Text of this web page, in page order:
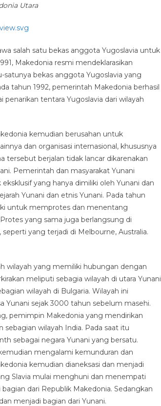
Utara
salah satu bekas anggota Yugoslavia untuk
Makedonia resmi mendeklarasikan
satunya bekas anggota Yugoslavia yang
tahun 1992, pemerintah Makedonia berhasil
tentara Yugoslavia dari wilayah
kemudian berusahan untuk
dan organisasi internasional, khususnya
tersebut berjalan tidak lancar dikarenakan
Pemerintah dan masyarakat Yunani
yang hanya dimiliki oleh Yunani dan
Yunani dan etnis Yunani. Pada tahun
untuk memprotes dan menentang
yang sama juga berlangsung di
yang terjadi di Melbourne, Australia.
wilayah yang memiliki hubungan dengan
meliputi sebagia wilayah di utara Yunani
wilayah di Bulgaria. Wilayah ini
Yunani sejak 3000 tahun sebelum masehi.
pemimpin Makedonia yang mendirikan
sebagian wilayah India. Pada saat itu
sebagai negara Yunani yang bersatu.
mengalami kemunduran dan
kemudian dianeksasi dan menjadi
Slavia mulai menghuni dan menempati
dari Republik Makedonia. Sedangkan
menjadi bagian dari Yunani.